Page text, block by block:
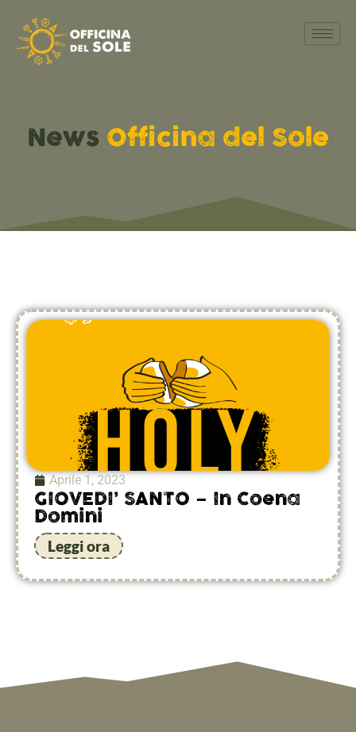
News Officina del Sole
Aprile 1, 2023
GIOVEDI’ SANTO – In Coena
Domini
Leggi ora